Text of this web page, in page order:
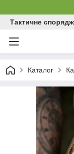
Тактичне
Каталог